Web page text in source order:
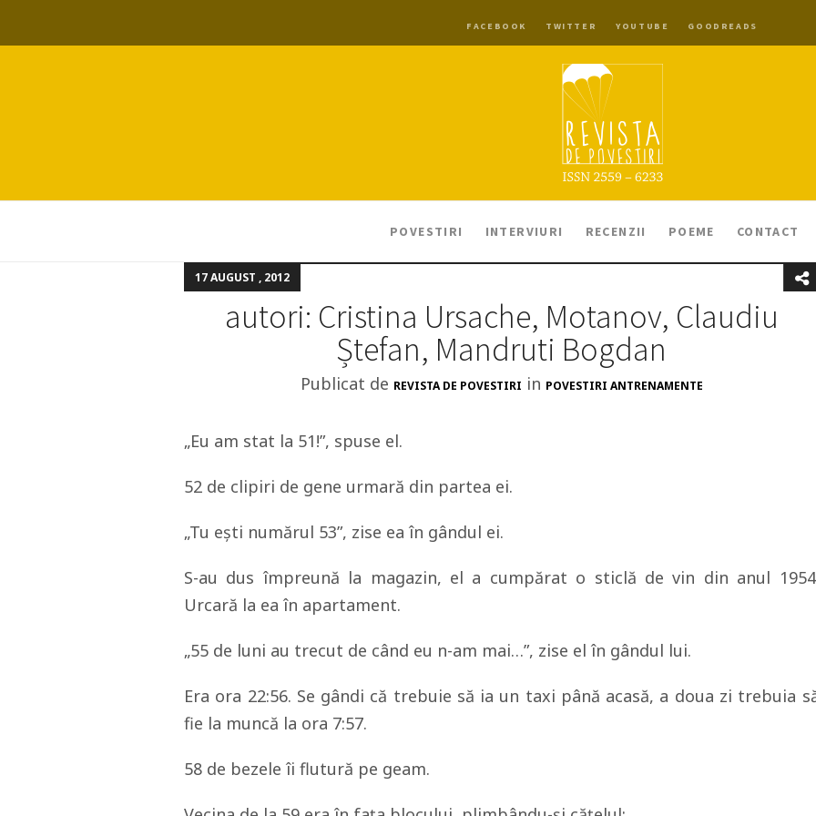
FACEBOOK TWITTER YOUTUBE GOODREADS
POVESTIRI INTERVIURI RECENZII POEME CONTACT
17 AUGUST , 2012
autori: Cristina Ursache, Motanov, Claudiu
Ștefan, Mandruti Bogdan
Publicat de REVISTA DE POVESTIRI in POVESTIRI ANTRENAMENTE
„Eu am stat la 51!”, spuse el.
52 de clipiri de gene urmară din partea ei.
„Tu eşti numărul 53”, zise ea în gândul ei.
S-au dus împreună la magazin, el a cumpărat o sticlă de vin din anul
Urcară la ea în apartament.
„55 de luni au trecut de când eu n-am mai…”, zise el în gândul lui.
Era ora 22:56. Se gândi că trebuie să ia un taxi până acasă, a doua zi trebuia
fie la muncă la ora 7:57.
58 de bezele îi flutură pe geam.